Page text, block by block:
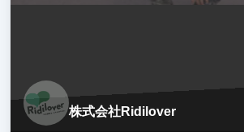
株式会社Ridilover